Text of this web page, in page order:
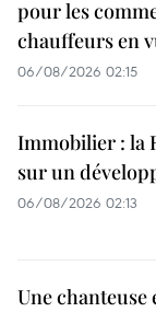
pour les
chauffeurs en
06/08/2026 02:15
Immobilier : la
sur un
06/08/2026 02:13
Une